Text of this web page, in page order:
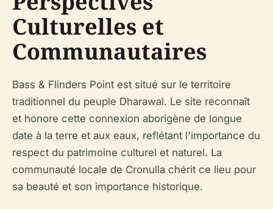
Culturelles et
Communautaires
Bass & Flinders Point est situé sur le territoire
traditionnel du peuple Dharawal. Le site reconnaît
et honore cette connexion aborigène de longue
date à la terre et aux eaux, reflétant l'importance du
respect du patrimoine culturel et naturel. La
communauté locale de Cronulla chérit ce lieu pour
sa beauté et son importance historique.